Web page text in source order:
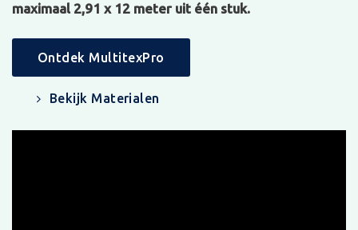
maximaal 2,91 x 12 meter uit één stuk.
Ontdek MultitexPro
Bekijk Materialen